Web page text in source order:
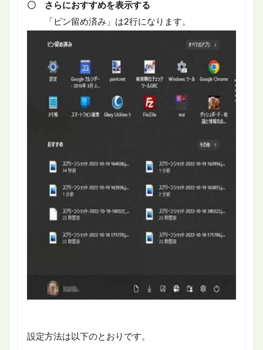
〇 さらにおすすめを表示する
「ピン留め済み」は2行になります。
設定方法は以下のとおりです。